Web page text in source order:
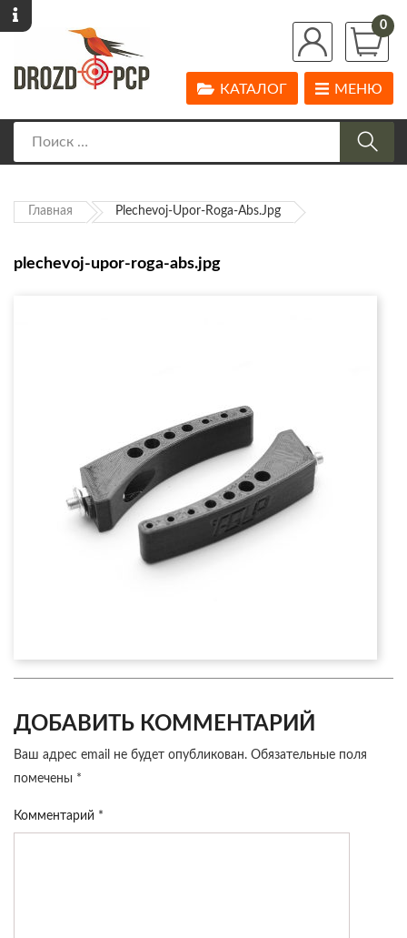
0
МЕНЮ
КАТАЛОГ
Главная Plechevoj-Upor-Roga-Abs.jpg
plechevoj-upor-roga-abs.jpg
ДОБАВИТЬ КОММЕНТАРИЙ
Ваш адрес email не будет опубликован. Обязательные поля
помечены *
Комментарий *